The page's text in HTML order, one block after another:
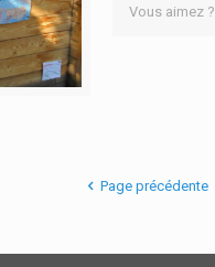
Vous aimez ?
Page précédente